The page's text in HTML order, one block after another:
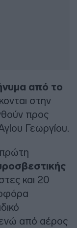
από το
στην
προς
Γεωργίου.
και 20
από αέρος